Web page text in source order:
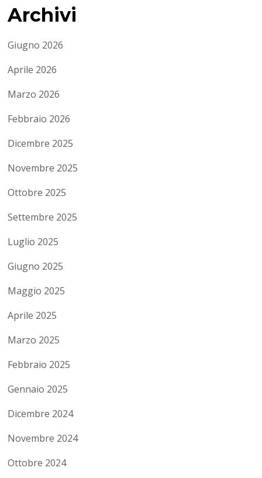
Archivi
Giugno 2026
Aprile 2026
Marzo 2026
Febbraio 2026
Dicembre 2025
Novembre 2025
Ottobre 2025
Settembre 2025
Luglio 2025
Giugno 2025
Maggio 2025
Aprile 2025
Marzo 2025
Febbraio 2025
Gennaio 2025
Dicembre 2024
Novembre 2024
Ottobre 2024